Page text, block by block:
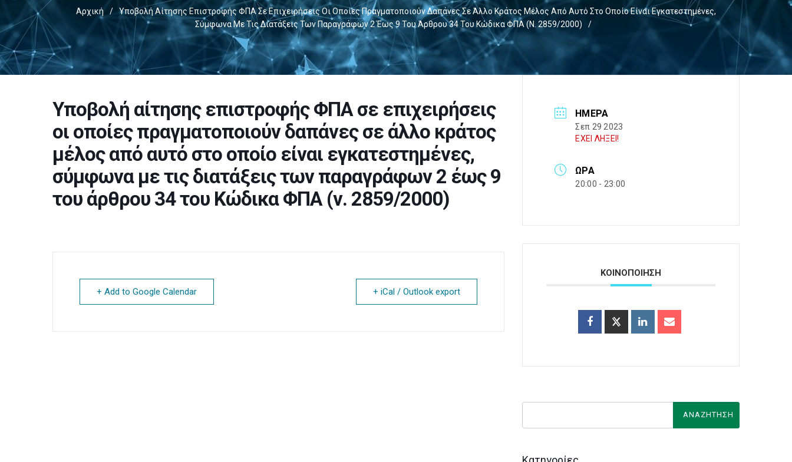
Αρχική /
Υποβολή Αίτησης Επιστροφής ΦΠΑ Σε Επιχειρήσεις Οι Οποίες Πραγματοποιούν Δαπάνες Σε Άλλο Κράτος Μέλος Από Αυτό Στο Οποίο Είναι Εγκατεστημένες,
Σύμφωνα Με Τις Διατάξεις Των Παραγράφων 2 Έως 9 Του Άρθρου 34 Του Κώδικα ΦΠΑ (ν. 2859/2000)
/
Υποβολή αίτησης επιστροφής ΦΠΑ σε επιχειρήσεις
οι οποίες πραγματοποιούν δαπάνες σε άλλο κράτος
μέλος από αυτό στο οποίο είναι εγκατεστημένες,
σύμφωνα με τις διατάξεις των παραγράφων 2 έως 9
του άρθρου 34 του Κώδικα ΦΠΑ (ν. 2859/2000)
+ Add to Google Calendar + iCal / Outlook export
ΗΜΈΡΑ
Σεπ 29 2023
ΕΧΕΙ ΛΗΞΕΙ!
ΏΡΑ
20:00 - 23:00
ΚΟΙΝΟΠΟΙΗΣΗ